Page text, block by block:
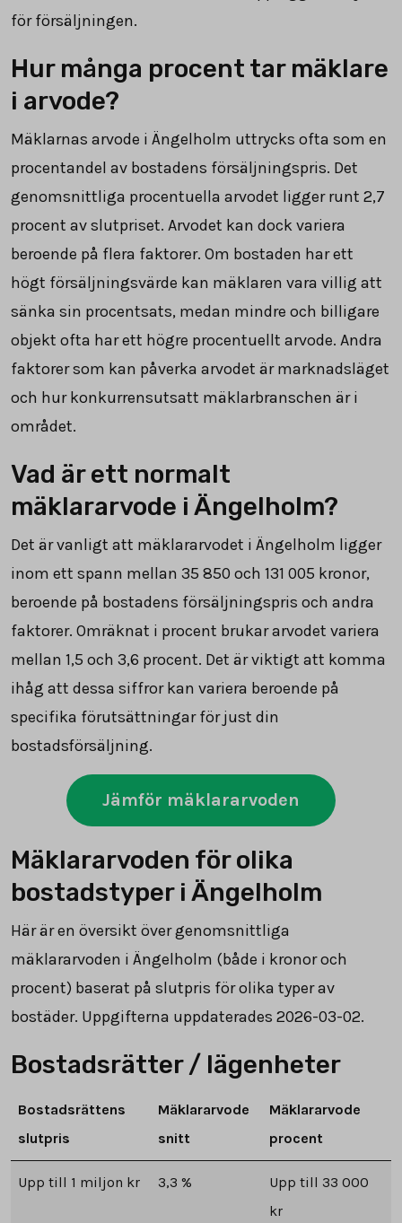
för försäljningen.
Hur många procent tar mäklare
i arvode?
Mäklarnas arvode i Ängelholm uttrycks ofta som en
procentandel av bostadens försäljningspris. Det
genomsnittliga procentuella arvodet ligger runt 2,7
procent av slutpriset. Arvodet kan dock variera
beroende på flera faktorer. Om bostaden har ett
högt försäljningsvärde kan mäklaren vara villig att
sänka sin procentsats, medan mindre och billigare
objekt ofta har ett högre procentuellt arvode. Andra
faktorer som kan påverka arvodet är marknadsläget
och hur konkurrensutsatt mäklarbranschen är i
området.
Vad är ett normalt
mäklararvode i Ängelholm?
Det är vanligt att mäklararvodet i Ängelholm ligger
inom ett spann mellan 35 850 och 131 005 kronor,
beroende på bostadens försäljningspris och andra
faktorer. Omräknat i procent brukar arvodet variera
mellan 1,5 och 3,6 procent. Det är viktigt att komma
ihåg att dessa siffror kan variera beroende på
specifika förutsättningar för just din
bostadsförsäljning.
Jämför mäklararvoden
Mäklararvoden för olika
bostadstyper i Ängelholm
Här är en översikt över genomsnittliga
mäklararvoden i Ängelholm (både i kronor och
procent) baserat på slutpris för olika typer av
bostäder. Uppgifterna uppdaterades 2026-03-02.
Bostadsrätter / lägenheter
Bostadsrättens
slutpris
Mäklararvode
snitt
Mäklararvode
procent
Upp till 1 miljon kr 3,3 %
Upp till 33 000
kr